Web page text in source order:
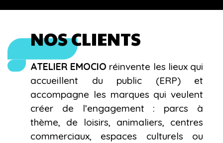
NOS CLIENTS
ATELIER EMOCIO réinvente les lieux qui
accueillent du public (ERP) et
accompagne les marques qui veulent
créer de l’engagement : parcs à
thème, de loisirs, animaliers, centres
commerciaux, espaces culturels ou